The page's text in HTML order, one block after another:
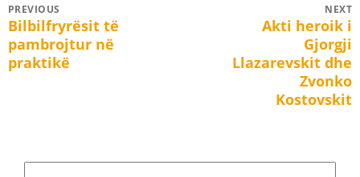
Post
navigation
PREVIOUS
Previous
post:
Bilbilfryrësit të
pambrojtur në
praktikë
NEXT
Akti heroik i
Gjorgji
Llazarevskit dhe
Zvonko
Kostovskit